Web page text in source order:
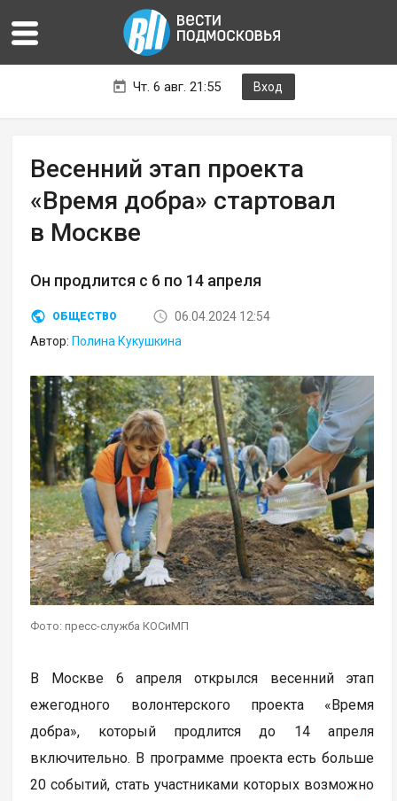
Чт. 6 авг. 21:55 Вход
Весенний этап проекта
«Время добра» стартовал
в Москве
Он продлится с 6 по 14 апреля
ОБЩЕСТВО
06.04.2024 12:54
Автор: Полина Кукушкина
Фото: пресс-служба КОСиМП
В Москве 6 апреля открылся весенний этап
ежегодного волонтерского проекта «Время
добра», который продлится до 14 апреля
включительно. В программе проекта есть больше
20 событий, стать участниками которых возможно